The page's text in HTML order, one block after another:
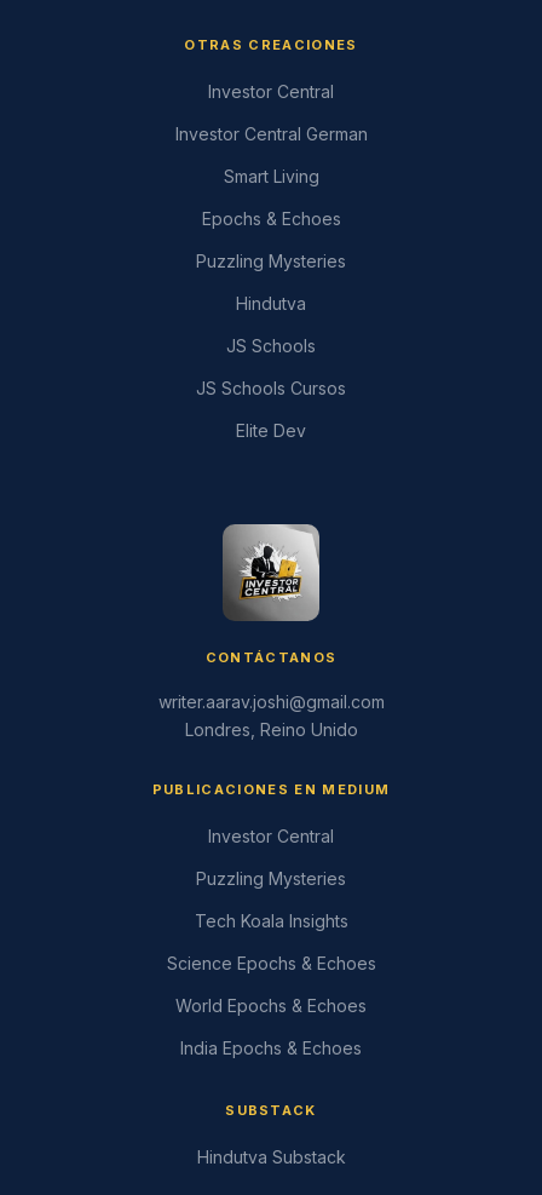
OTRAS CREACIONES
Investor Central
Investor Central German
Smart Living
Epochs & Echoes
Puzzling Mysteries
Hindutva
JS Schools
JS Schools Cursos
Elite Dev
CONTÁCTANOS
writer.aarav.joshi@gmail.com
Londres, Reino Unido
PUBLICACIONES EN MEDIUM
Investor Central
Puzzling Mysteries
Tech Koala Insights
Science Epochs & Echoes
World Epochs & Echoes
India Epochs & Echoes
SUBSTACK
Hindutva Substack